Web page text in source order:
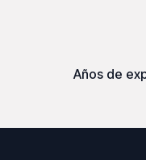
Años de